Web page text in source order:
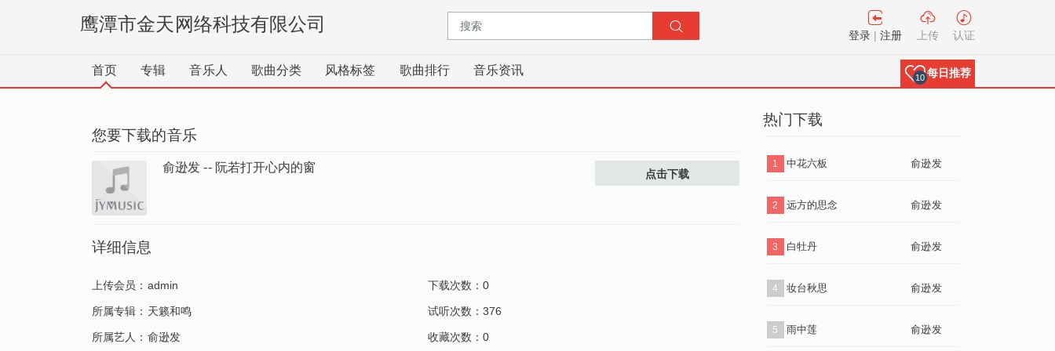
鹰潭市金天网络科技有限公司
登录 |注册 上传 认证
首页 专辑 音乐人 歌曲分类 风格标签 歌曲排行 音乐资讯
10 每日推荐
您要下载的音乐
俞逊发 -- 阮若打开心内的窗 点击下载
详细信息
上传会员： admin
所属专辑： 天籁和鸣
所属艺人： 俞逊发
下载次数：0
试听次数：376
收藏次数：0
热门下载
1 中花六板 俞逊发
2 远方的思念 俞逊发
3 白牡丹 俞逊发
4 妆台秋思 俞逊发
5 雨中莲 俞逊发